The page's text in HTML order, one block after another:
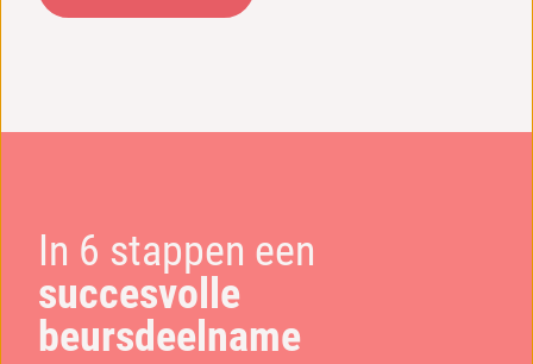
In 6 stappen een
succesvolle
beursdeelname